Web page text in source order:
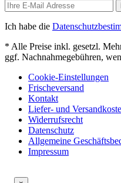
Ich habe die
* Alle Preise inkl. gesetzl.
ggf. Nachnahmegebühren,
Cookie-Einstellungen
Frischeversand
Kontakt
Liefer- und
Widerrufsrecht
Datenschutz
Allgemeine
Impressum